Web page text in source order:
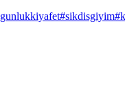
gunlukkiyafet#sikdisgiyim#